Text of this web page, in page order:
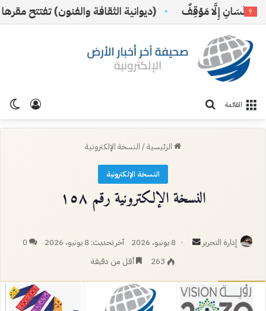
إِلَّا مَوْقِفٌ (ديوانية الثقافة والفنون) تفتتح مقرها
تسجيل القائمة
الرئيسية/ النسخة الإلكترونية
النسخة الإلكترونية
النسخة الإلكترونية رقم ١٥٨
إدارة التحرير
أرسل 8 يونيو، 2026 آخر تحديث: 8 يونيو، 2026
0
263
أقل من دقيقة